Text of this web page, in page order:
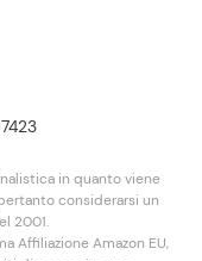
in quanto viene
considerarsi un
2001.
Affiliazione Amazon EU,